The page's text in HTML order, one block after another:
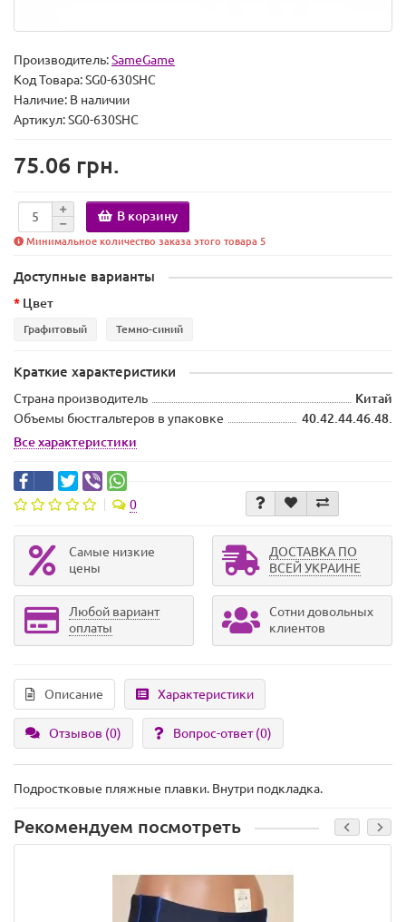
Производитель:SameGame
Код Товара:SG0-630SHC
Наличие: В наличии
Артикул: SG0-630SHC
75.06 грн.
В корзину
Минимальное количество заказа этого товара 5
Доступные варианты
Цвет
Графитовый Темно-синий
Краткие характеристики
Страна производитель
Китай
Объемы бюстгальтеров в упаковке
40.42.44.46.48.
Все характеристики
0
Самые низкие
цены
ДОСТАВКА ПО
ВСЕЙ УКРАИНЕ
Любой вариант
оплаты
Сотни довольных
клиентов
Описание Характеристики
Отзывов (0) Вопрос-ответ(0)
Подростковые пляжные плавки. Внутри подкладка.
Рекомендуем посмотреть